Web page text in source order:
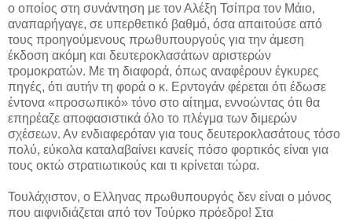
ο οποίος στη συνάντηση με τον Αλέξη Τσίπρα τον Μάιο,
αναπαρήγαγε, σε υπερθετικό βαθμό, όσα απαιτούσε από
τους προηγούμενους πρωθυπουργούς για την άμεση
έκδοση ακόμη και δευτεροκλασάτων αριστερών
τρομοκρατών. Με τη διαφορά, όπως αναφέρουν έγκυρες
πηγές, ότι αυτήν τη φορά ο κ. Ερντογάν φέρεται ότι έδωσε
έντονα «προσωπικό» τόνο στο αίτημα, εννοώντας ότι θα
επηρέαζε αποφασιστικά όλο το πλέγμα των διμερών
σχέσεων. Αν ενδιαφερόταν για τους δευτεροκλασάτους τόσο
πολύ, εύκολα καταλαβαίνει κανείς πόσο φορτικός είναι για
τους οκτώ στρατιωτικούς και τι κρίνεται τώρα.
Τουλάχιστον, ο Ελληνας πρωθυπουργός δεν είναι ο μόνος
που αιφνιδιάζεται από τον Τούρκο πρόεδρο! Στα